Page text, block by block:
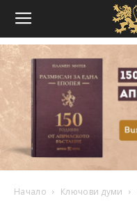
Начало Ключови думи